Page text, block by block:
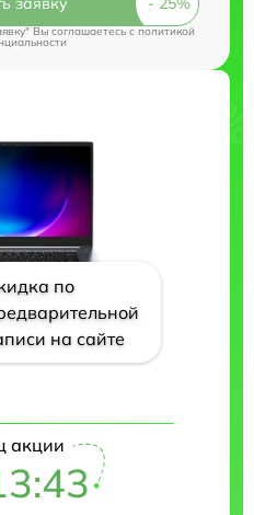
Вы соглашаетесь cполитикой
по
на сайте
акции